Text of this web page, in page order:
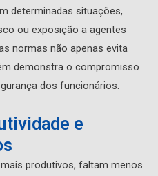
determinadas situações,
ou exposição a agentes
normas não apenas evita
demonstra o compromisso
dos funcionários.
e
produtivos, faltam menos